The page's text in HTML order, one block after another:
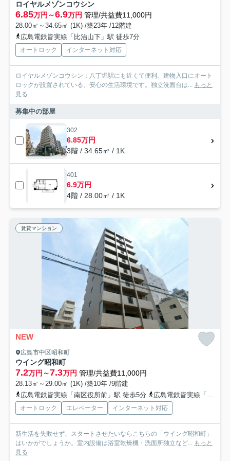
ロイヤルメゾンコウシン
6.85万円～6.9万円 管理/共益費11,000円
28.00㎡～34.65㎡ (1K) /築23年 /12階建
広島電鉄皆実線「比治山下」駅 徒歩7分
オートロック インターネット対応
ロイヤルメゾンコウシン：八丁堀駅にも近くて便利。建物入口にオート
ロックが設置されている、安心の生活環境です。独立洗面台は... もっと
見る
募集中の部屋
302
6.85万円
3階 / 34.65㎡ / 1K
401
6.9万円
4階 / 28.00㎡ / 1K
賃貸マンション
NEW
広島市中区昭和町
ウイング昭和町
7.2万円～7.3万円 管理/共益費11,000円
28.13㎡～29.00㎡ (1K) /築10年 /9階建
広島電鉄皆実線「南区役所前」駅 徒歩5分
広島電鉄皆実線「比治山橋」駅 徒歩6分
オートロック エレベーター インターネット対応
新生活を失敗せず、スタートさせたいならこちらの「ウイング昭和町」
はいかがでしょうか。室内設備は浴室乾燥機・洗面所独立など... もっと
見る